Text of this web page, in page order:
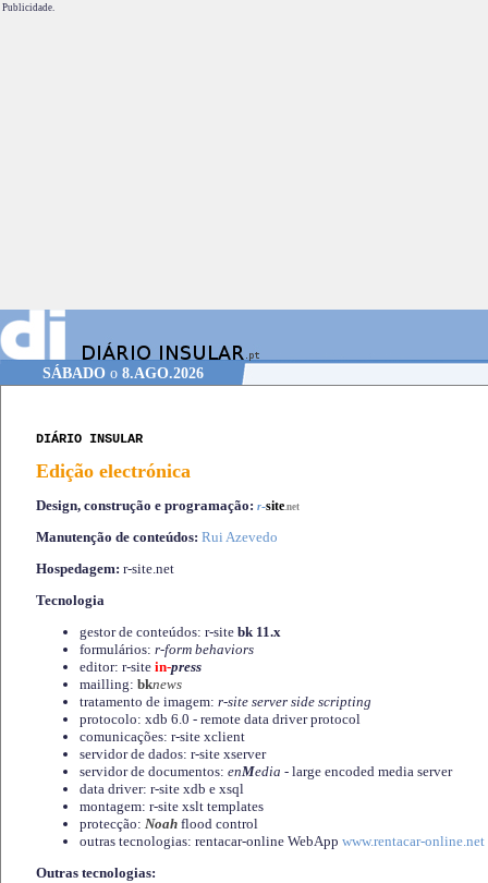
Publicidade.
SÁBADOo 8.AGO.2026
DIÁRIO INSULAR
Edição electrónica
Design, construção e programação: r-site.net
Manutenção de conteúdos: Rui Azevedo
Hospedagem: r-site.net
Tecnologia
gestor de conteúdos: r-site bk 11.x
formulários: r-form behaviors
editor: r-site in-press
mailling: bknews
tratamento de imagem: r-site server side scripting
protocolo: xdb 6.0 - remote data driver protocol
comunicações: r-site xclient
servidor de dados: r-site xserver
servidor de documentos: enMedia - large encoded media server
data driver: r-site xdb e xsql
montagem: r-site xslt templates
protecção: Noah flood control
outras tecnologias: rentacar-online WebApp www.rentacar-online.net
Outras tecnologias: